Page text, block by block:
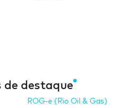
de destaque
ROG-e (Rio Oil & Gas)